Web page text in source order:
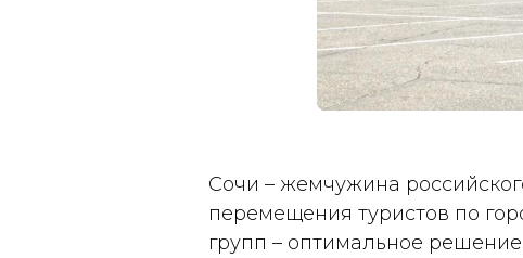
Сочи – жемчужина
перемещения туристов по
групп – оптимальное